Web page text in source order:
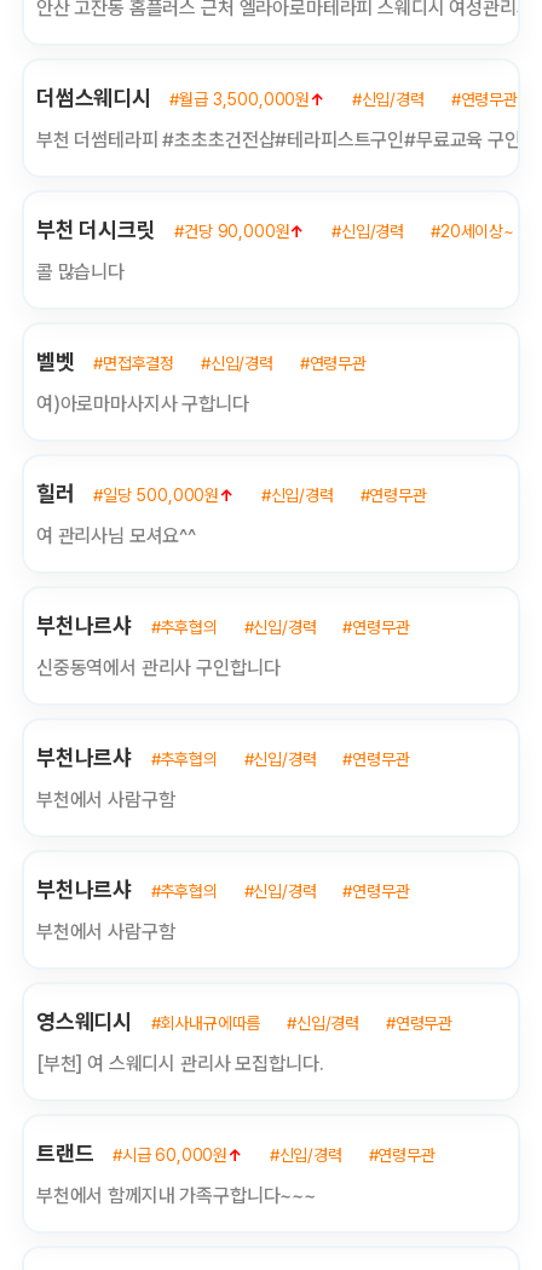
안산 고잔동 홈플러스 근처 엘라아로마테라피 스웨디시 여성관리사
더썸스웨디시 #월급 3,500,000원↑ #신입/경력 #연령무관
부천 더썸테라피 #초초초건전샵#테라피스트구인#무료교육 구인합
부천 더시크릿 #건당 90,000원↑ #신입/경력 #20세이상~ 35
콜 많습니다
벨벳 #면접후결정 #신입/경력 #연령무관
여)아로마마사지사 구합니다
힐러 #일당 500,000원↑ #신입/경력 #연령무관
여 관리사님 모셔요^^
부천나르샤 #추후협의 #신입/경력 #연령무관
신중동역에서 관리사 구인합니다
부천나르샤 #추후협의 #신입/경력 #연령무관
부천에서 사람구함
부천나르샤 #추후협의 #신입/경력 #연령무관
부천에서 사람구함
영스웨디시 #회사내규에따름 #신입/경력 #연령무관
[부천] 여 스웨디시 관리사 모집합니다.
트랜드 #시급 60,000원↑ #신입/경력 #연령무관
부천에서 함께지내 가족구합니다~~~